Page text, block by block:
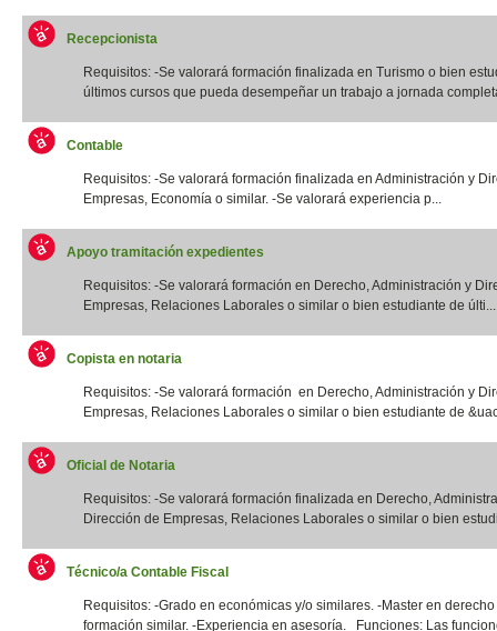
Recepcionista
Requisitos: -Se valorará formación finalizada en Turismo o bien
últimos cursos que pueda desempeñar un trabajo a jornada
Contable
Requisitos: -Se valorará formación finalizada en Administración y
Empresas, Economía o similar. -Se valorará experiencia p...
Apoyo tramitación expedientes
Requisitos: -Se valorará formación en Derecho, Administración y
Empresas, Relaciones Laborales o similar o bien estudiante de últi...
Copista en notaria
Requisitos: -Se valorará formación en Derecho, Administración y
Empresas, Relaciones Laborales o similar o bien estudiante de
Oficial de Notaria
Requisitos: -Se valorará formación finalizada en Derecho,
Dirección de Empresas, Relaciones Laborales o similar o bien
Técnico/a Contable Fiscal
Requisitos: -Grado en económicas y/o similares. -Master en
formación similar. -Experiencia en asesoría. Funciones: Las